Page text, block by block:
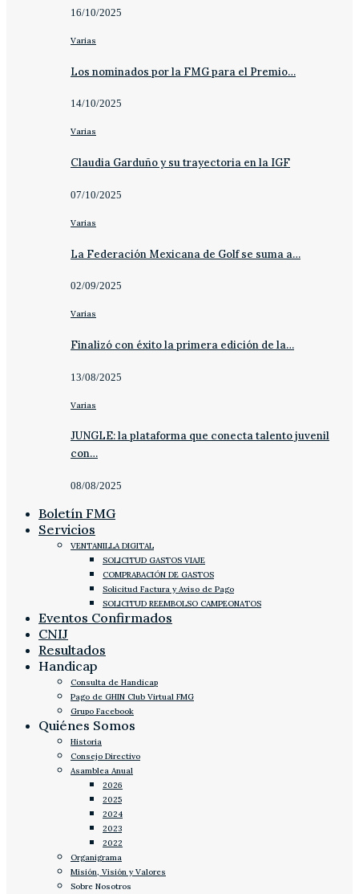
16/10/2025
Varias
Los nominados por la FMG para el Premio…
14/10/2025
Varias
Claudia Garduño y su trayectoria en la IGF
07/10/2025
Varias
La Federación Mexicana de Golf se suma a…
02/09/2025
Varias
Finalizó con éxito la primera edición de la…
13/08/2025
Varias
JUNGLE: la plataforma que conecta talento juvenil
con…
08/08/2025
Boletín FMG
Servicios
VENTANILLA DIGITAL
SOLICITUD GASTOS VIAJE
COMPRABACIÓN DE GASTOS
Solicitud Factura y Aviso de Pago
SOLICITUD REEMBOLSO CAMPEONATOS
Eventos Confirmados
CNIJ
Resultados
Handicap
Consulta de Handicap
Pago de GHIN Club Virtual FMG
Grupo Facebook
Quiénes Somos
Historia
Consejo Directivo
Asamblea Anual
2026
2025
2024
2023
2022
Organigrama
Misión, Visión y Valores
Sobre Nosotros